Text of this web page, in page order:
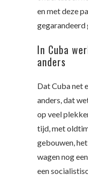
en met deze
In Cuba
anders
Dat Cuba net
anders, dat
op veel
tijd, met
gebouwen,
wagen nog
een